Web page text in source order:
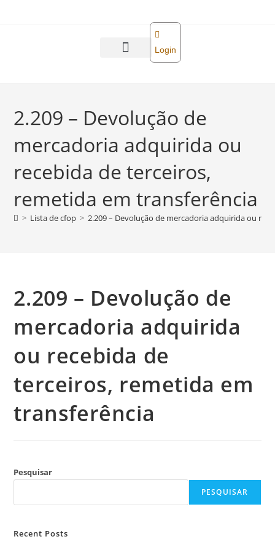
Login
2.209 – Devolução de
mercadoria adquirida ou
recebida de terceiros,
remetida em transferência
> Lista de cfop > 2.209 – Devolução de mercadoria adquirida ou
2.209 – Devolução de
mercadoria adquirida
ou recebida de
terceiros, remetida em
transferência
Pesquisar
PESQUISAR
Recent Posts